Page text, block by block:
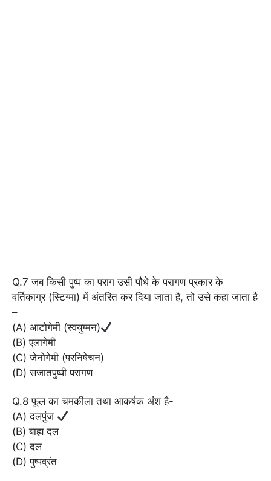
Q.7 जब किसी पुष्प का पराग उसी पौधे के परागण प्रकार के
वर्तिकाग्र (स्टिग्मा) में अंतरित कर दिया जाता है, तो उसे कहा जाता है
–
(A) आटोगेमी (स्वयुग्मन)
(B) एलागेमी
(C) जेनोगेमी (परनिषेचन)
(D) सजातपुष्पी परागण
Q.8 फूल का चमकीला तथा आकर्षक अंश है-
(A) दलपुंज
(B) बाह्य दल
(C) दल
(D) पुष्पव्रंत